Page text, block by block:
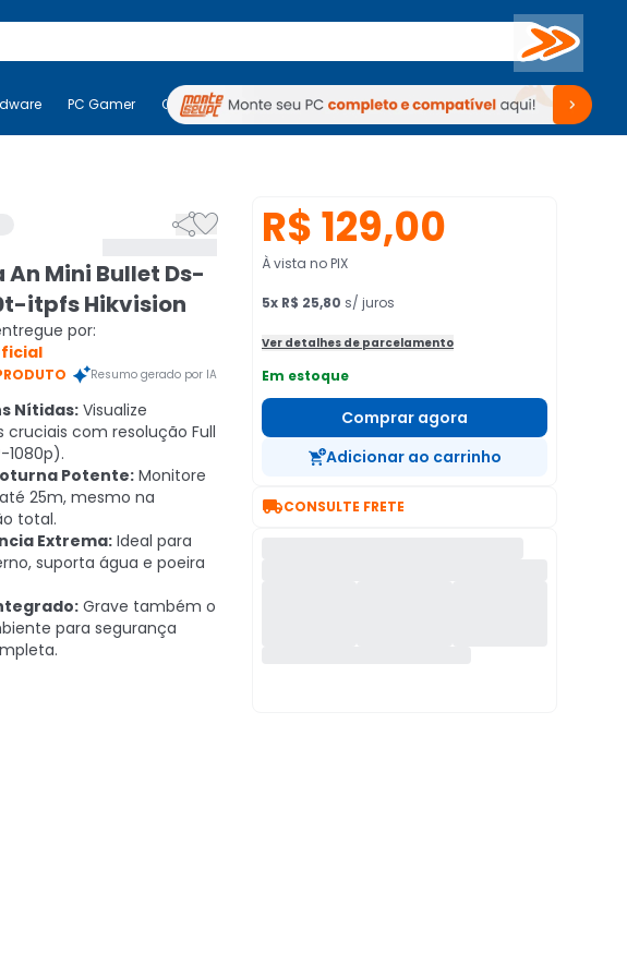
Buscar
Hardware PC Gamer Computadores Periféricos TV Venda no KaBuM!
PC Gamer Computadores Periféricos TV Venda no KaBuM!

Mini Bullet Ds-
itpfs Hikvision
por:
Resumo gerado por IA
Nítidas:Visualize
cruciais com resolução Full
1080p).
Potente:Monitore
25m, mesmo na
total.
Extrema: Ideal para
suporta água e poeira
Grave também o
para segurança
R$ 129,00
À vista no PIX
5x R$ 25,80 s/ juros
Ver detalhes de parcelamento
Em estoque
Comprar agora
Adicionar ao carrinho
CONSULTE FRETE